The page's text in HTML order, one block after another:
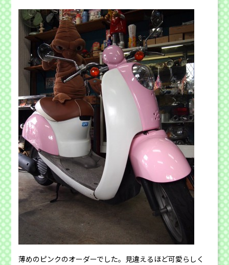
薄めのピンクのオーダーでした。見違えるほど可愛らしく